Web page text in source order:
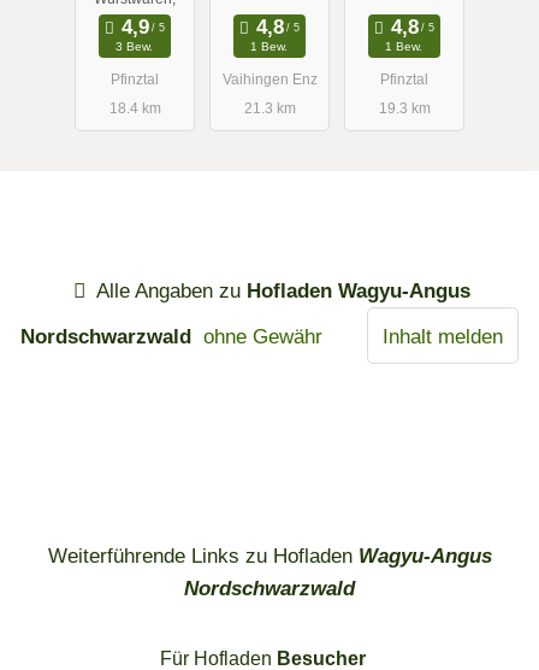
3 Bew.
Pfinztal
18.4 km
1 Bew.
Vaihingen Enz
21.3 km
1 Bew.
Pfinztal
19.3 km
Alle Angaben zu Hofladen Wagyu-Angus
Nordschwarzwald ohne Gewähr Inhalt melden
Weiterführende Links zu Hofladen Wagyu-Angus
Nordschwarzwald
Für Hofladen Besucher